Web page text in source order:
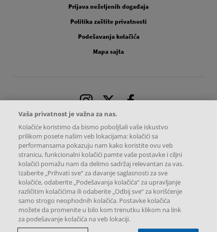
Prijava neželjenih događaja
Politika zaštite privatnosti
Podešavanja kolačića
Mapa sajta
Instagram
X Facebook
Sva autorska prava zadržava Predstavništvo Novartis Pharma Services Inc.
Omladinskih brigada 90A, 11070 Beograd, Srbija
Ova internet stranica namenjena je isključivo korisnicima u Republici
Vaša privatnost je važna za nas.
Kolačiće koristimo da bismo poboljšali vaše iskustvo
prilikom posete našim veb lokacijama: kolačići sa
performansama pokazuju nam kako koristite ovu veb
stranicu, funkcionalni kolačići pamte vaše postavke i ciljni
kolačići pomažu nam da delimo sadržaj relevantan za vas.
Izaberite „Prihvati sve“ za davanje saglasnosti za sve
kolačiće, odaberite „Podešavanja kolačića“ za upravljanje
različitim kolačićima ili odaberite „Odbij sve“ za korišćenje
samo strogo neophodnih kolačića. Postavke kolačića
možete da promenite u bilo kom trenutku klikom na link
za podešavanje kolačića na veb lokaciji.